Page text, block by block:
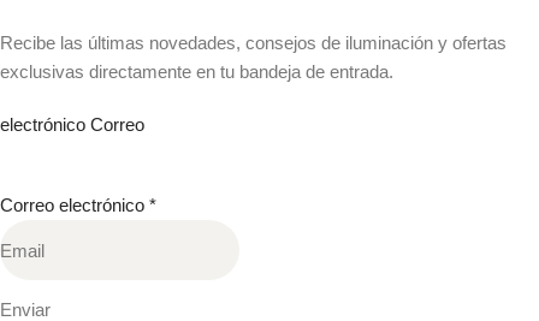
Recibe las últimas novedades, consejos de iluminación y ofertas
exclusivas directamente en tu bandeja de entrada.
electrónico Correo
Correo electrónico *
Enviar